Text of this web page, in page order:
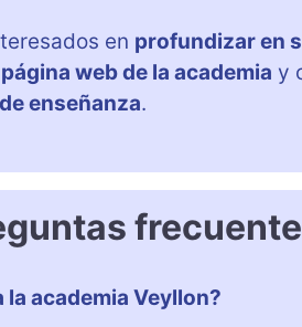
en profundizar en
página web de la academia y
enseñanza.
academia Veyllon?